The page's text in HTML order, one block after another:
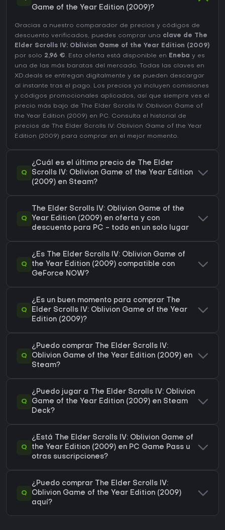
Game of the Year Edition (2009)?
Gracias a nuestro comparador de precios y códigos de
descuento verificados, puedes comprar una clave de The
Elder Scrolls IV: Oblivion Game of the Year Edition (2009)
por solo 2,96 €. Esta oferta está disponible en Eneba y es
una de las más baratas del mercado. Todas las claves en
XD.deals se entregan digitalmente y se pueden descargar
al instante tras el pago. Los precios ya incluyen comisiones
y códigos promocionales aplicados, así que siempre ves el
precio más bajo de The Elder Scrolls IV: Oblivion Game of
the Year Edition (2009) en PC. Consulta el
historial de
precios de The Elder Scrolls IV: Oblivion Game of the Year
Edition (2009) para comprar en el mejor momento.
Q
¿Cuál es el último precio de The Elder
Scrolls IV: Oblivion Game of the Year Edition
(2009) en Steam?
Q
The Elder Scrolls IV: Oblivion Game of the
Year Edition (2009) en oferta y con
descuento para PC - todo en un solo lugar
Q
¿Es The Elder Scrolls IV: Oblivion Game of
the Year Edition (2009) compatible con
GeForce NOW?
Q
¿Es un buen momento para comprar The
Elder Scrolls IV: Oblivion Game of the Year
Edition (2009)?
Q
¿Puedo comprar The Elder Scrolls IV:
Oblivion Game of the Year Edition (2009) en
Steam?
Q
¿Puedo jugar a The Elder Scrolls IV: Oblivion
Game of the Year Edition (2009) en Steam
Deck?
Q
¿Está The Elder Scrolls IV: Oblivion Game of
the Year Edition (2009) en PC Game Pass u
otras suscripciones?
Q
¿Puedo comprar The Elder Scrolls IV:
Oblivion Game of the Year Edition (2009)
aquí?